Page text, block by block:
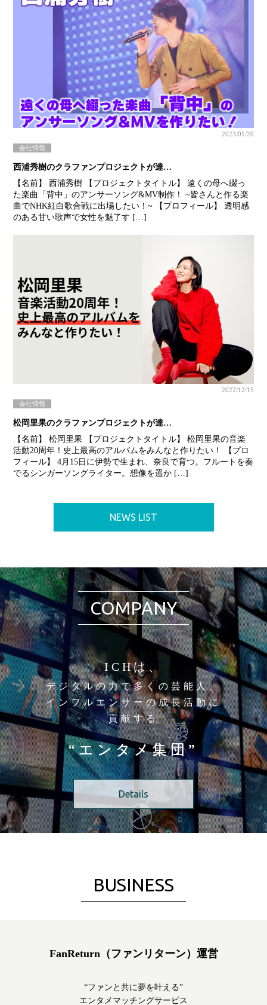
2023/01/20
会社情報
西浦秀樹のクラファンプロジェクトが達…
【名前】 西浦秀樹 【プロジェクトタイトル】 遠くの母へ綴っ
た楽曲「背中」のアンサーソング&MV制作！ ~皆さんと作る楽
曲でNHK紅白歌合戦に出場したい！~ 【プロフィール】 透明感
のある甘い歌声で女性を魅了す […]
2022/12/15
会社情報
松岡里果のクラファンプロジェクトが達…
【名前】 松岡里果 【プロジェクトタイトル】 松岡里果の音楽
活動20周年！史上最高のアルバムをみんなと作りたい！ 【プロ
フィール】 4月15日に伊勢で生まれ、奈良で育つ。フルートを奏
でるシンガーソングライター。想像を遥か […]
NEWS LIST
COMPANY
ICHは、
デジタルの力で多くの芸能人、
インフルエンサーの成長活動に
貢献する
“ エ ン タ メ 集 団 ”
Details
BUSINESS
FanReturn（ファンリターン）運営
“ファンと共に夢を叶える”
エンタメマッチングサービス